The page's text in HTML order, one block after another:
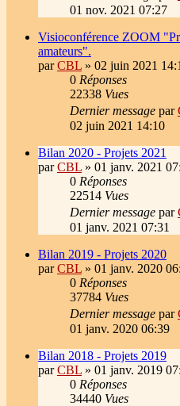
01 nov. 2021 07:27
Visioconférence ZOOM
amateurs".
parCBL » 02 juin 2021
0 Réponses
22338 Vues
Dernier message par
02 juin 2021 14:10
Bilan 2020 - Projets 2021
parCBL » 01 janv. 2021
0 Réponses
22514 Vues
Dernier message par
01 janv. 2021 07:31
Bilan 2019 - Projets 2020
parCBL » 01 janv. 2020
0 Réponses
37784 Vues
Dernier message par
01 janv. 2020 06:39
Bilan 2018 - Projets 2019
parCBL » 01 janv. 2019
0 Réponses
34440 Vues